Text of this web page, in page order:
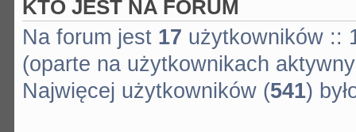
KTO JEST NA FORUM
Na forum jest 17 użytkowników ::
(oparte na użytkownikach
Najwięcej użytkowników (541)